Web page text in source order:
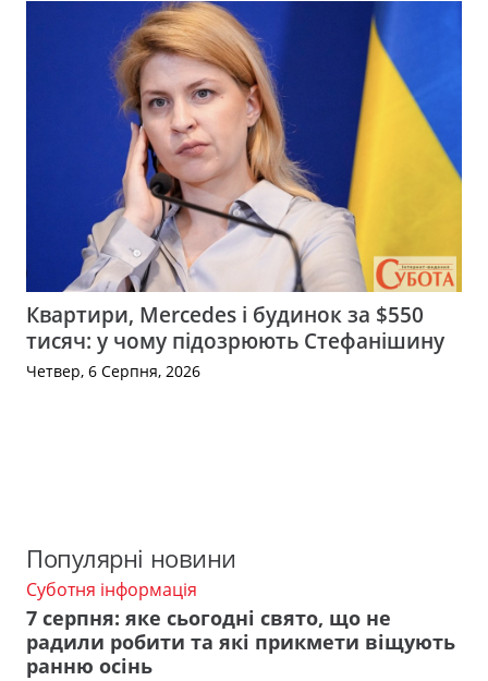
Квартири, Mercedes і будинок за $550
тисяч: у чому підозрюють Стефанішину
Четвер, 6 Серпня, 2026
Популярні новини
Суботня інформація
7 серпня: яке сьогодні свято, що не
радили робити та які прикмети віщують
ранню осінь